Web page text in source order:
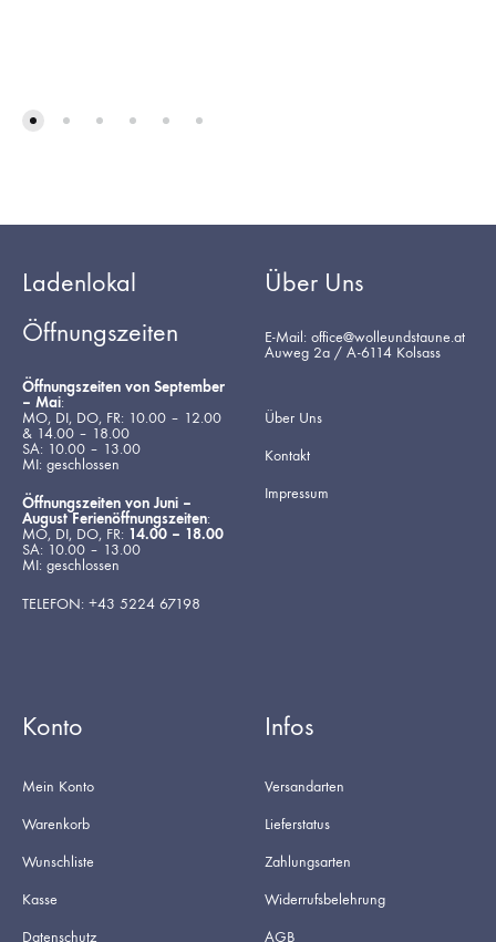
Ladenlokal
Öffnungszeiten
Öffnungszeiten von September
– Mai:
MO, DI, DO, FR: 10.00 – 12.00
& 14.00 – 18.00
SA: 10.00 – 13.00
MI: geschlossen
Öffnungszeiten von Juni –
August Ferienöffnungszeiten:
MO, DI, DO, FR: 14.00 – 18.00
SA: 10.00 – 13.00
MI: geschlossen
TELEFON: +43 5224 67198
Über Uns
E-Mail: office@wolleundstaune.at
Auweg 2a / A-6114 Kolsass
Über Uns
Kontakt
Impressum
Konto
Mein Konto
Warenkorb
Wunschliste
Kasse
Datenschutz
Infos
Versandarten
Lieferstatus
Zahlungsarten
Widerrufsbelehrung
AGB